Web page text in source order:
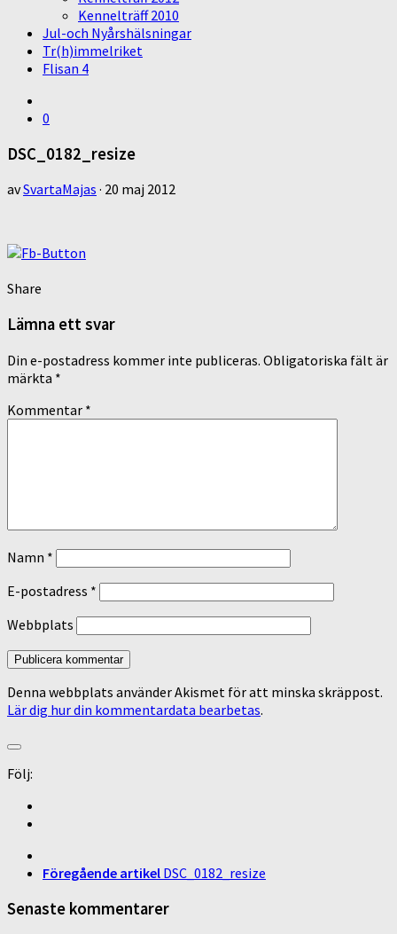
Kennelträff 2010
Jul-och Nyårshälsningar
Tr(h)immelriket
Flisan 4
0
DSC_0182_resize
avSvartaMajas · 20 maj 2012
Share
Lämna ett svar
Din e-postadress kommer inte publiceras. Obligatoriska fält är
märkta *
Kommentar *
Namn *
E-postadress *
Webbplats
Denna webbplats använder Akismet för att minska skräppost.
Lär dig hur din kommentardata bearbetas.
Följ:
Föregående artikel DSC_0182_resize
Senaste kommentarer